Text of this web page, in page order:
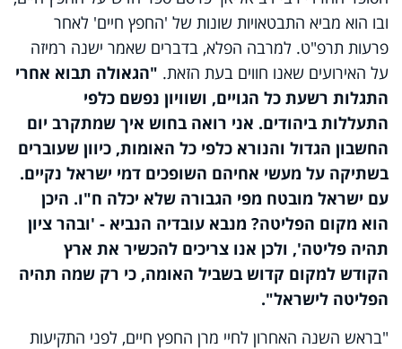
ובו הוא מביא התבטאויות שונות של 'החפץ חיים' לאחר
פרעות תרפ"ט. למרבה הפלא, בדברים שאמר ישנה רמיזה
על האירועים שאנו חווים בעת הזאת. "הגאולה תבוא אחרי
התגלות רשעת כל הגויים, ושוויון נפשם כלפי
התעללות ביהודים. אני רואה בחוש איך שמתקרב יום
החשבון הגדול והנורא כלפי כל האומות, כיוון שעוברים
בשתיקה על מעשי אחיהם השופכים דמי ישראל נקיים.
עם ישראל מובטח מפי הגבורה שלא יכלה ח"ו. היכן
הוא מקום הפליטה? מנבא עובדיה הנביא - 'ובהר ציון
תהיה פליטה', ולכן אנו צריכים להכשיר את ארץ
הקודש למקום קדוש בשביל האומה, כי רק שמה תהיה
הפליטה לישראל".
"בראש השנה האחרון לחיי מרן החפץ חיים, לפני התקיעות